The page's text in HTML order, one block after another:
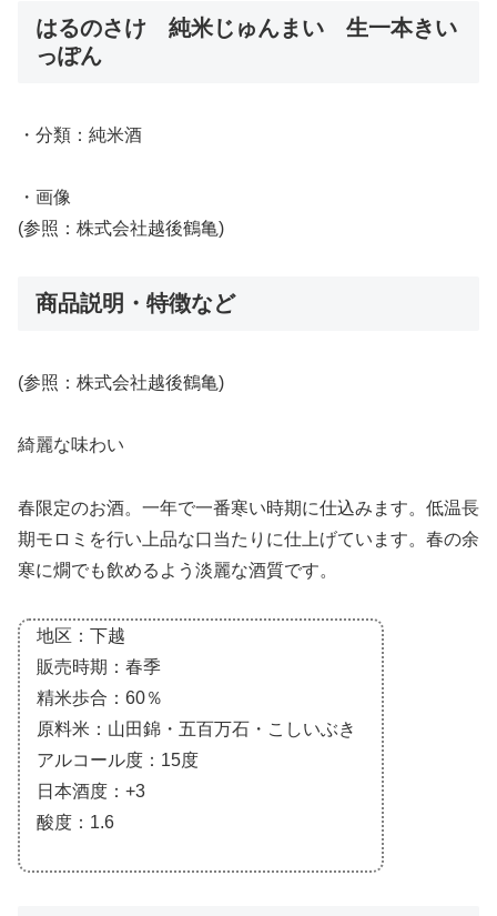
はるのさけ 純米じゅんまい 生一本きい
っぽん
・分類：純米酒
・画像
(参照：株式会社越後鶴亀)
商品説明・特徴など
(参照：株式会社越後鶴亀)
綺麗な味わい
春限定のお酒。一年で一番寒い時期に仕込みます。低温長
期モロミを行い上品な口当たりに仕上げています。春の余
寒に燗でも飲めるよう淡麗な酒質です。
地区：下越
販売時期：春季
精米歩合：60％
原料米：山田錦・五百万石・こしいぶき
アルコール度：15度
日本酒度：+3
酸度：1.6